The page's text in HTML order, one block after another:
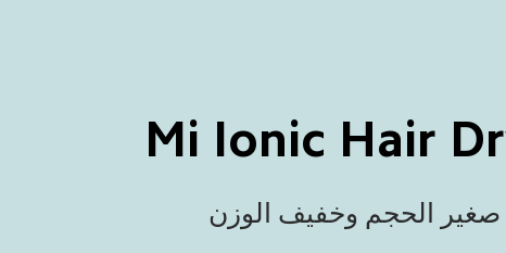
Mi Ionic Hair
الحجم وخفيف الوزن